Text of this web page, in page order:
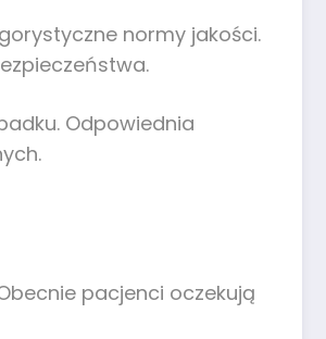
normy jakości.
Odpowiednia
pacjenci oczekują